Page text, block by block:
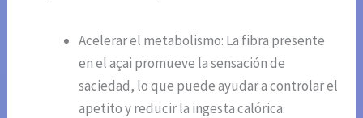
Acelerar el metabolismo: La fibra presente
en el açai promueve la sensación de
saciedad, lo que puede ayudar a controlar el
apetito y reducir la ingesta calórica.